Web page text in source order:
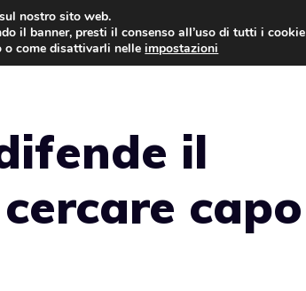
AUTO NEWS
il
capo
nostro sito web.
il banner, presti il consenso all’uso di tutti i cookie
o come disattivarli nelleimpostazioni